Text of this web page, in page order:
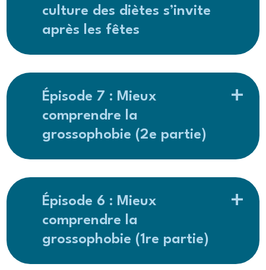
culture des diètes s’invite
après les fêtes
Épisode 7 : Mieux
comprendre la
grossophobie (2e partie)
Épisode 6 : Mieux
comprendre la
grossophobie (1re partie)